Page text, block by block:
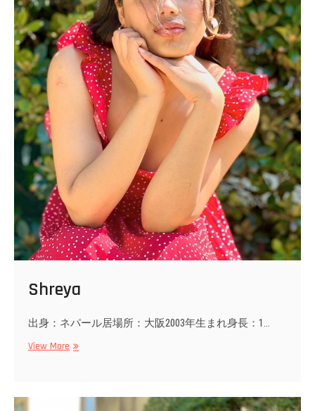
Shreya
出身：ネパール居場所：大阪2003年生まれ身長：1…
View More Shreya